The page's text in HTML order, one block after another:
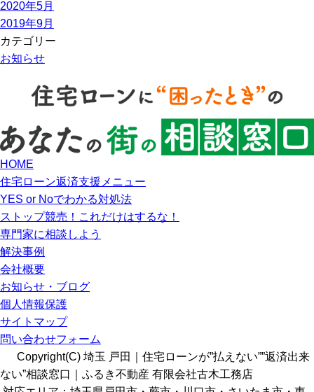
2020年5月
2019年9月
カテゴリー
お知らせ
HOME
住宅ローン返済支援メニュー
YES or Noでわかる対処法
ストップ競売！これだけはするな！
専門家に相談しよう
解決事例
会社概要
お知らせ・ブログ
個人情報保護
サイトマップ
問い合わせフォーム
Copyright(C) 埼玉 戸田｜住宅ローンが”払えない””返済出来
ない”相談窓口｜ふるき不動産 有限会社古木工務店